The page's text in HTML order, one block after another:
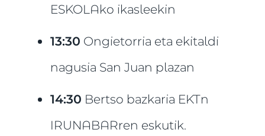
ESKOLAko ikasleekin
13:30 Ongietorria eta ekitaldi
nagusia San Juan plazan
14:30 Bertso bazkaria EKTn
IRUNABARren eskutik.